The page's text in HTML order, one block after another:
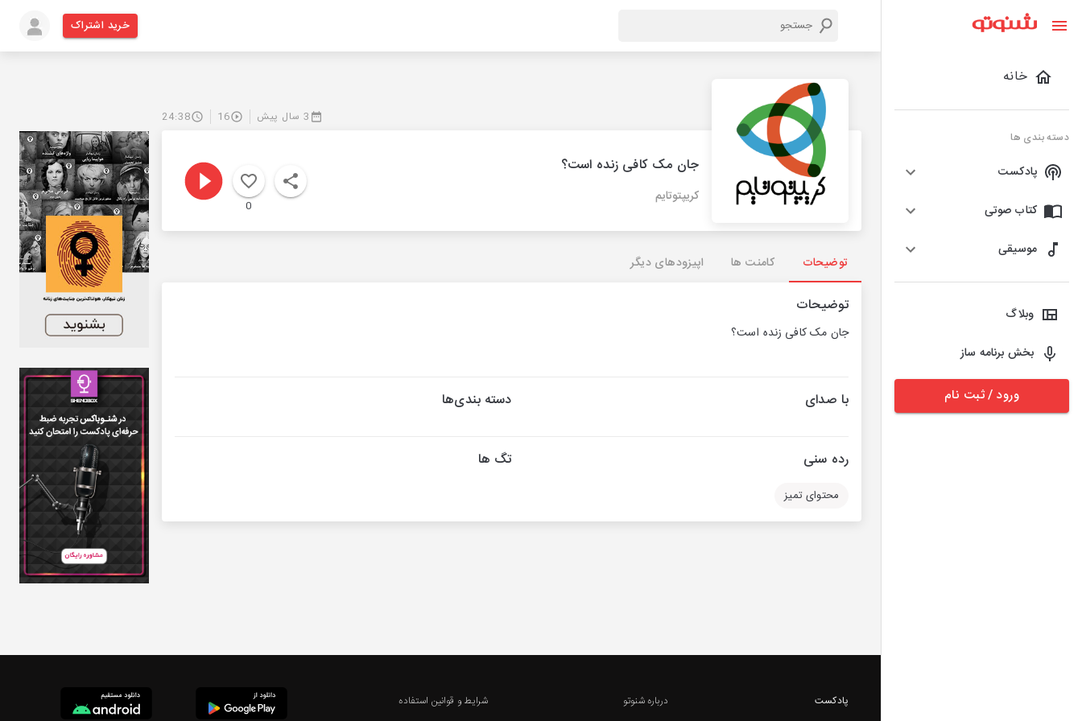
خانه
دسته بندی ها
پادکست
کتاب صوتی
موسیقی
وبلاگ
بخش برنامه ساز
ورود / ثبت نام
خرید اشتراک
3 سال پیش 16
24:38
جان مک کافی زنده است؟
کریپتوتایم
0
توضیحات کامنت ها اپیزودهای دیگر
توضیحات
جان مک کافی زنده است؟
با صدای دسته بندی‌ها
رده سنی
محتوای تمیز
تگ ها
پادکست
درباره شنوتو
شرایط و قوانین استفاده